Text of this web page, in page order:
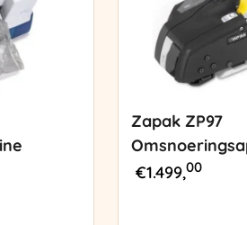
Zapak ZP97
€1.499,00